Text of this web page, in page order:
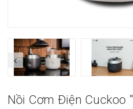
Nồi Cơm Điện Cuckoo